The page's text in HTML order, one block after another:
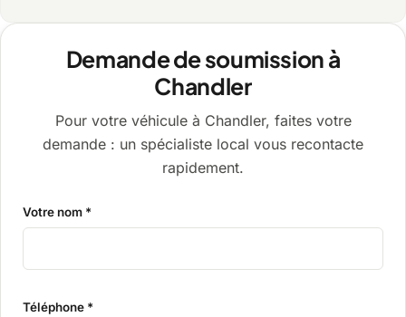
Demande de soumission à
Chandler
Pour votre véhicule à Chandler, faites votre
demande : un spécialiste local vous recontacte
rapidement.
Votre nom *
Téléphone *